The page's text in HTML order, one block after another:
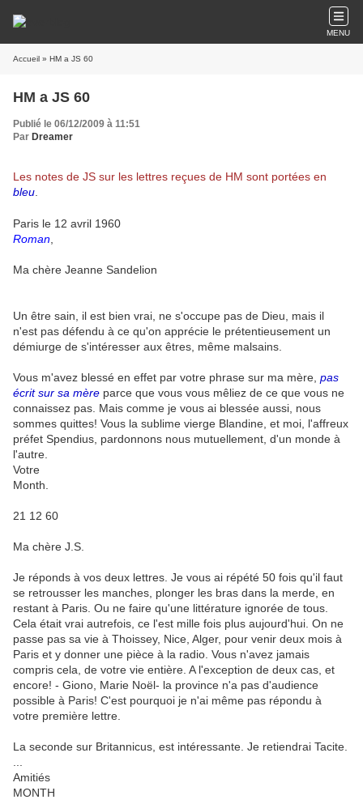
MENU
Accueil » HM a JS 60
HM a JS 60
Publié le 06/12/2009 à 11:51
Par Dreamer
Les notes de JS sur les lettres reçues de HM sont portées en
bleu
Paris le 12 avril 1960
Roman
Ma chère Jeanne Sandelion
Un être sain, il est bien vrai, ne s'occupe pas de Dieu, mais il
n'est pas défendu à ce qu'on apprécie le prétentieusement un
démiurge de s'intéresser aux êtres, même malsains.
Vous m'avez blessé en effet par votre phrase sur ma mère, pas
écrit sur sa mère parce que vous vous mêliez de ce que vous ne
connaissez pas. Mais comme je vous ai blessée aussi, nous
sommes quittes! Vous la sublime vierge Blandine, et moi, l'affreux
préfet Spendius, pardonnons nous mutuellement, d'un monde à
l'autre.
Votre
Month.
21 12 60
Ma chère J.S.
Je réponds à vos deux lettres. Je vous ai répété 50 fois qu'il faut
se retrousser les manches, plonger les bras dans la merde, en
restant à Paris. Ou ne faire qu'une littérature ignorée de tous.
Cela était vrai autrefois, ce l'est mille fois plus aujourd'hui. On ne
passe pas sa vie à Thoissey, Nice, Alger, pour venir deux mois à
Paris et y donner une pièce à la radio. Vous n'avez jamais
compris cela, de votre vie entière. A l'exception de deux cas, et
encore! - Giono, Marie Noël- la province n'a pas d'audience
possible à Paris! C'est pourquoi je n'ai même pas répondu à
votre première lettre.
La seconde sur Britannicus, est intéressante. Je retiendrai Tacite.
Amitiés
MONTH